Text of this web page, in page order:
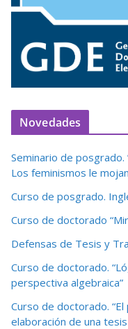
Novedades
Seminario de
Los feminismos le
Curso de posgrado.
Curso de doctorado
Defensas de Tesis y
Curso de doctorado.
perspectiva algebraica”
Curso de doctorado.
elaboración de una